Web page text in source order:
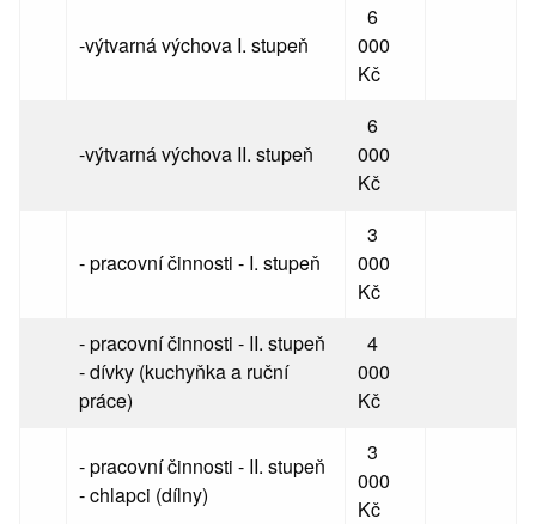
-výtvarná výchova I. stupeň
6
000
Kč
-výtvarná výchova II. stupeň
6
000
Kč
- pracovní činnosti - I. stupeň
3
000
Kč
- pracovní činnosti - II. stupeň
- dívky (kuchyňka a ruční
práce)
4
000
Kč
- pracovní činnosti - II. stupeň
- chlapci (dílny)
3
000
Kč